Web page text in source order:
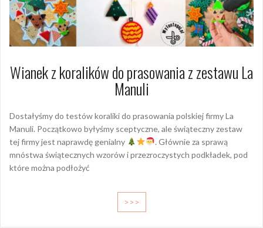
Wianek z koralików do prasowania z zestawu La
Manuli
Dostałyśmy do testów koraliki do prasowania polskiej firmy La
Manuli. Początkowo byłyśmy sceptyczne, ale świąteczny zestaw
tej firmy jest naprawdę genialny
. Głównie za sprawą
mnóstwa świątecznych wzorów i przezroczystych podkładek, pod
które można podłożyć
>>>